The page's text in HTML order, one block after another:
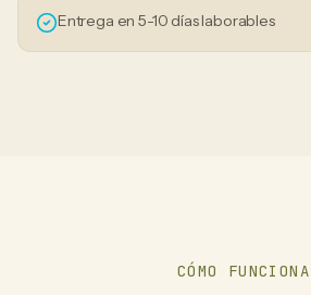
Entrega en 5-10 días laborables
CÓMO FUNCIONA